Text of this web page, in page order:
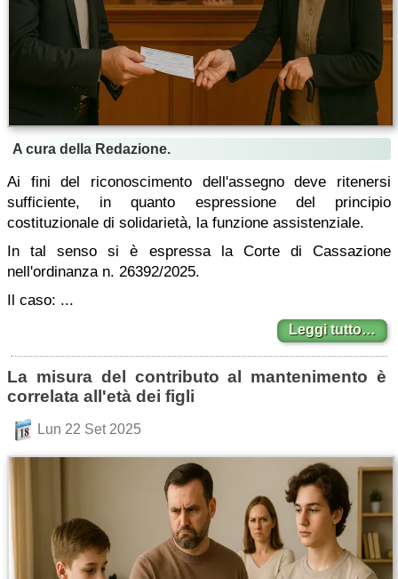
A cura della Redazione.
Ai fini del riconoscimento dell'assegno deve ritenersi
sufficiente, in quanto espressione del principio
costituzionale di solidarietà, la funzione assistenziale.
In tal senso si è espressa la Corte di Cassazione
nell'ordinanza n. 26392/2025.
Il caso: ...
Leggi tutto…
La misura del contributo al mantenimento è
correlata all'età dei figli
Lun 22 Set 2025